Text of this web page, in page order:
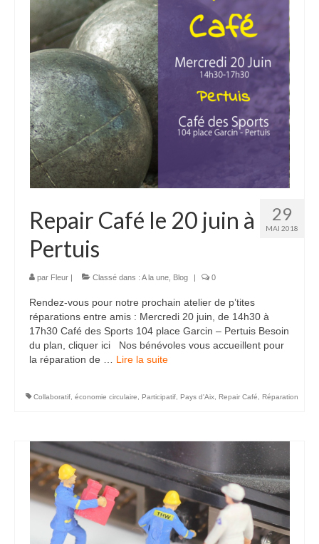
Notre joyeuse équipe
Palmarès des objets réparés
La Charte
Nos partenaires
Blog
Agenda
Contact
29
MAI 2018
Repair Café le 20 juin à
Pertuis
par Fleur Classé dans : A la une Blog 0
Rendez-vous pour notre prochain atelier de p’tites
réparations entre amis : Mercredi 20 juin, de 14h30 à
17h30 Café des Sports 104 place Garcin – Pertuis Besoin
du plan, cliquer ici Nos bénévoles vous accueillent pour
la réparation de … Lire la suite­­
Collaboratif, économie circulaire, Participatif, Pays d'Aix, Repair Café, Réparation